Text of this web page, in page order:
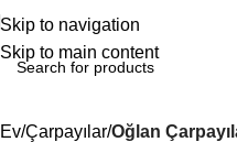
Skip to navigation
Skip to main content
Ev Çarpayılar Oğlan